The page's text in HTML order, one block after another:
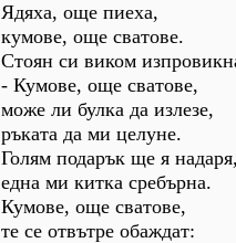
Ядяха, още пиеха,
кумове, още сватове.
Стоян си виком
- Кумове, още сватове,
може ли булка да излезе,
ръката да ми целуне.
Голям подарък ще я
една ми китка сребърна.
Кумове, още сватове,
те се отвътре обаждат: